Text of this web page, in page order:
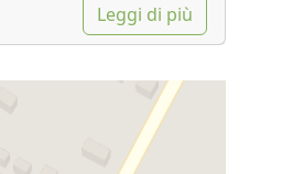
Leggi di più